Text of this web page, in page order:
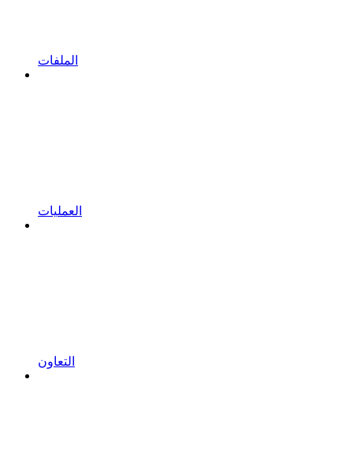
الملفات
العمليات
التعاون